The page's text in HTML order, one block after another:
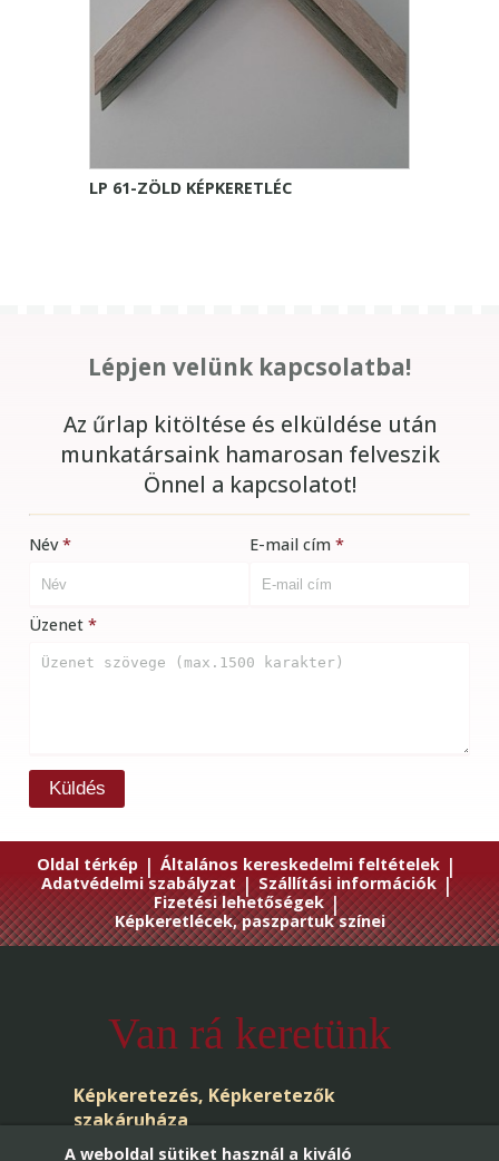
LP 61-ZÖLD KÉPKERETLÉC
Lépjen velünk kapcsolatba!
Az űrlap kitöltése és elküldése után
munkatársaink hamarosan felveszik
Önnel a kapcsolatot!
Név E-mail cím
Üzenet
Küldés
Oldal térkép | Általános kereskedelmi feltételek |
Adatvédelmi szabályzat | Szállítási információk |
Fizetési lehetőségek |
Képkeretlécek, paszpartuk színei
Van rá keretünk
Képkeretezés, Képkeretezők
szakáruháza
A weboldal sütiket használ a kiváló